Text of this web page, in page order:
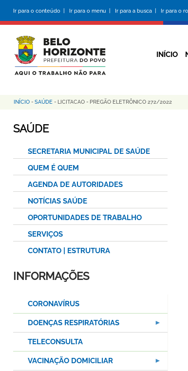
conteúdo
principal
Ir para o conteúdo | Ir para o menu | Ir para a busca | Ir para o
INÍCIO
Trilha
de
INÍCIO - SAÚDE - LICITACAO - PREGÃO ELETRÔNICO 272/2022
SAÚDE
SECRETARIA MUNICIPAL DE SAÚDE
QUEM É QUEM
AGENDA DE AUTORIDADES
NOTÍCIAS SAÚDE
OPORTUNIDADES DE TRABALHO
SERVIÇOS
CONTATO | ESTRUTURA
INFORMAÇÕES
CORONAVÍRUS
DOENÇAS RESPIRATÓRIAS
TELECONSULTA
VACINAÇÃO DOMICILIAR